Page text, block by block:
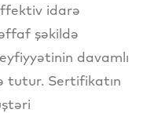
idarə
şəkildə
davamlı
tutur. Sertifikatın